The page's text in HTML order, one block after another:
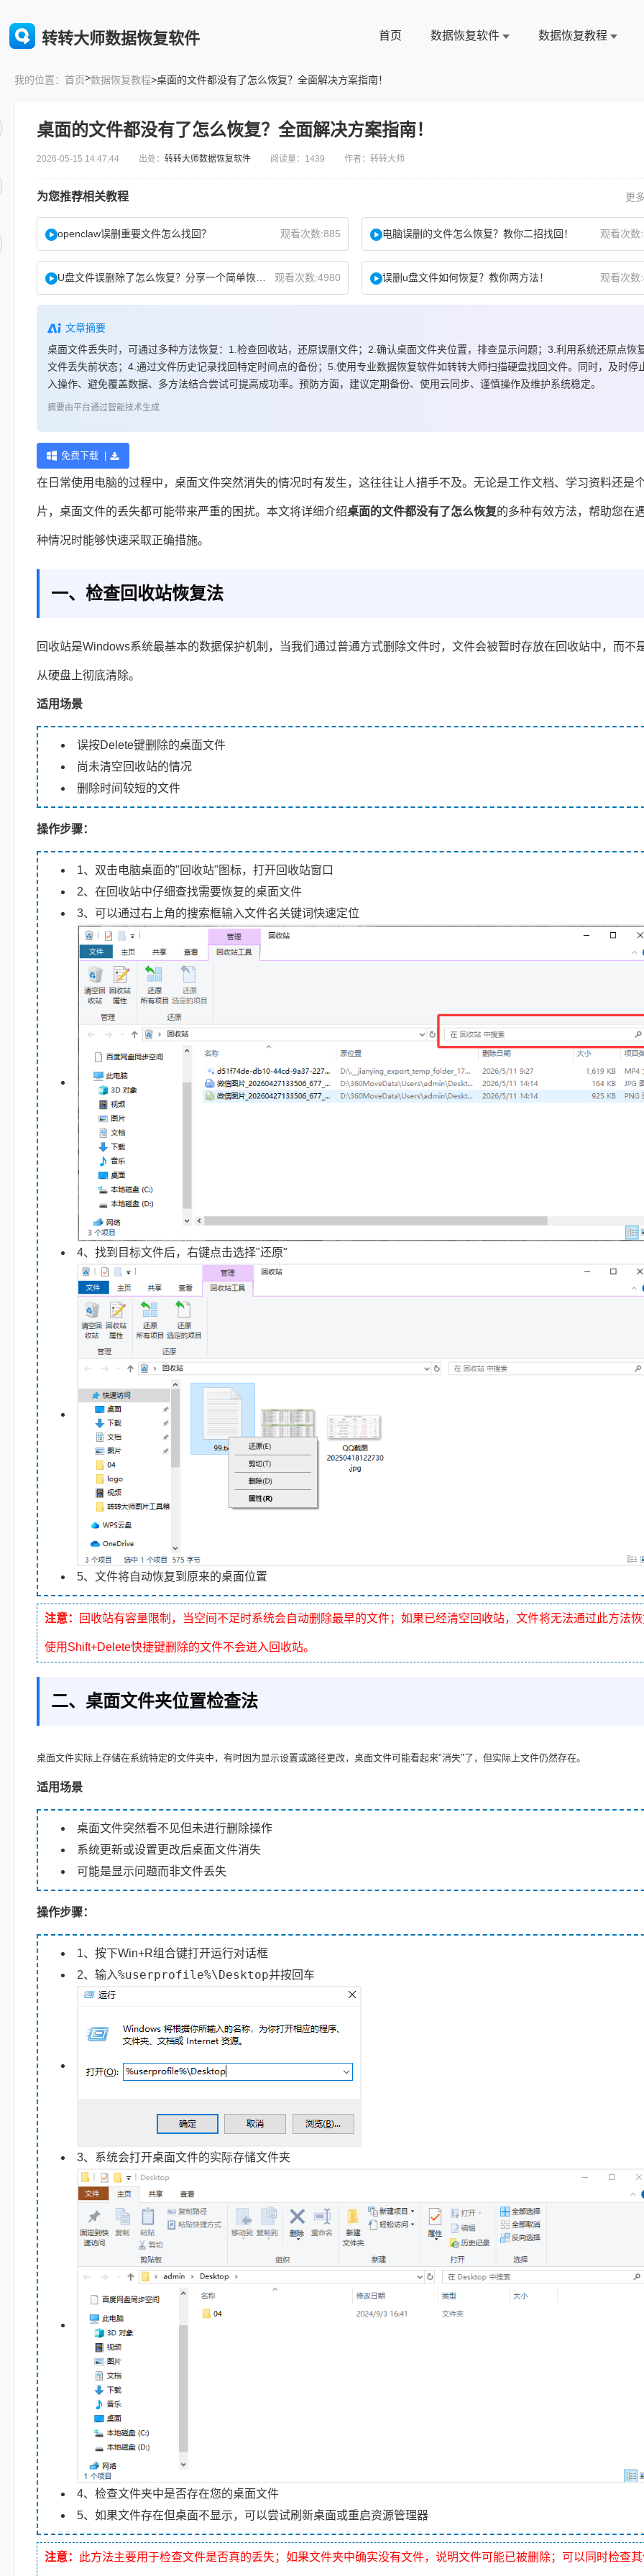
转转大师数据恢复软件 首页 数据恢复软件 数据恢复教程
我的位置： 首页>数据恢复教程>桌面的文件都没有了怎么恢复？全面解决方案指南！
桌面的文件都没有了怎么恢复？全面解决方案指南！
2026-05-15 14:47:44 出处： 转转大师数据恢复软件 阅读量：1439 作者：转转大师
为您推荐相关教程 更
openclaw误删重要文件怎么找回？ 观看次数:885 电脑误删的文件怎么恢复？教你二招找回！ 观看次数
观看次数:4980 误删u盘文件如何恢复？教你两方法！ 观看次数
文章摘要
桌面文件丢失时，可通过多种方法恢复：1.检查回收站，还原误删文件；2.确认桌面文件夹位置，排查显示问题；3.利用系统还原点恢
文件丢失前状态；4.通过文件历史记录找回特定时间点的备份；5.使用专业数据恢复软件如转转大师扫描硬盘找回文件。同时，及时停
入操作、避免覆盖数据、多方法结合尝试可提高成功率。预防方面，建议定期备份、使用云同步、谨慎操作及维护系统稳定。
摘要由平台通过智能技术生成
免费下载 |
在日常使用电脑的过程中，桌面文件突然消失的情况时有发生，这往往让人措手不及。无论是工作文档、学习资料还是
片，桌面文件的丢失都可能带来严重的困扰。本文将详细介绍桌面的文件都没有了怎么恢复的多种有效方法，帮助您在
种情况时能够快速采取正确措施。
一、检查回收站恢复法
回收站是Windows系统最基本的数据保护机制，当我们通过普通方式删除文件时，文件会被暂时存放在回收站中，而不
从硬盘上彻底清除。
适用场景
误按Delete键删除的桌面文件
尚未清空回收站的情况
删除时间较短的文件
操作步骤：
1、双击电脑桌面的"回收站"图标，打开回收站窗口
2、在回收站中仔细查找需要恢复的桌面文件
3、可以通过右上角的搜索框输入文件名关键词快速定位
4、找到目标文件后，右键点击选择"还原"
5、文件将自动恢复到原来的桌面位置
注意： 回收站有容量限制，当空间不足时系统会自动删除最早的文件；如果已经清空回收站，文件将无法通过此方法
使用Shift+Delete快捷键删除的文件不会进入回收站。
二、桌面文件夹位置检查法
桌面文件实际上存储在系统特定的文件夹中，有时因为显示设置或路径更改，桌面文件可能看起来"消失"了，但实际上文件仍然存在。
适用场景
桌面文件突然看不见但未进行删除操作
系统更新或设置更改后桌面文件消失
可能是显示问题而非文件丢失
操作步骤：
1、按下Win+R组合键打开运行对话框
2、输入%userprofile%\Desktop并按回车
3、系统会打开桌面文件的实际存储文件夹
4、检查文件夹中是否存在您的桌面文件
5、如果文件存在但桌面不显示，可以尝试刷新桌面或重启资源管理器
注意： 此方法主要用于检查文件是否真的丢失；如果文件夹中确实没有文件，说明文件可能已被删除；可以同时检查